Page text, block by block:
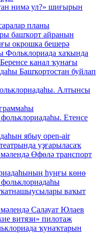
нимә ул?» шиғырын
планы
башҡорт айранын
окрошка бешерә
Фольклориада хаҡында
канал ҡунағы
Башҡортостан буйлап
Алтынсы
Етенсе
ябыу open-air
уҙғарыласаҡ
Өфөлә транспорт
һуңғы көнө
ваҡыт
Салауат Юлаев
витязи» пилотаж
ҡунаҡтарын